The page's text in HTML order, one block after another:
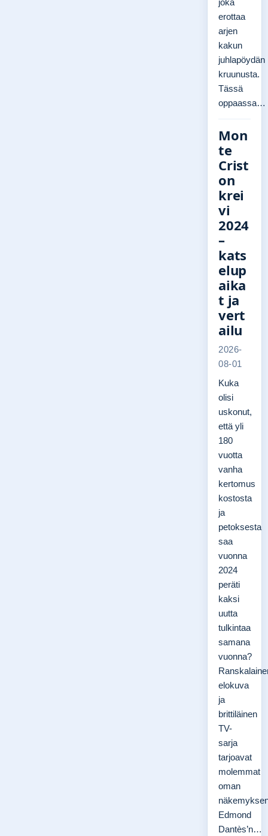
joka
erottaa
arjen
kakun
juhlapöydän
kruunusta.
Tässä
oppaassa…
Mon
te
Crist
on
krei
vi
2024
–
kats
elup
aika
t ja
vert
ailu
2026-
08-01
Kuka
olisi
uskonut,
että yli
180
vuotta
vanha
kertomus
kostosta
ja
petoksesta
saa
vuonna
2024
peräti
kaksi
uutta
tulkintaa
samana
vuonna?
elokuva
ja
brittiläinen
TV-
sarja
tarjoavat
molemmat
oman
Edmond
Dantès’n…